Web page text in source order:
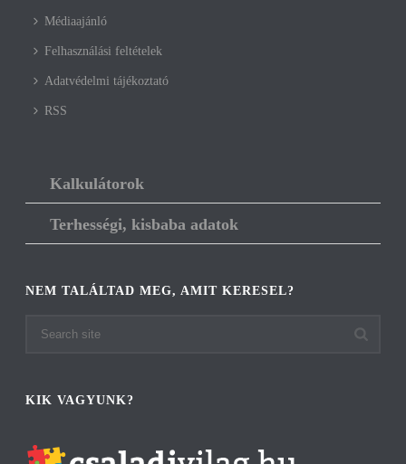
Médiaajánló
Felhasználási feltételek
Adatvédelmi tájékoztató
RSS
Kalkulátorok
Terhességi, kisbaba adatok
NEM TALÁLTAD MEG, AMIT KERESEL?
KIK VAGYUNK?